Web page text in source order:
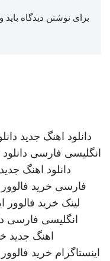
برای نوشتن دیدگاه باید
دانلود اهنگ جدید
انگلیسی فارسی
دانلود اهنگ جدید
فارسی خرید
لینک خرید فالوور
انگلیسی فارسی
اهنگ جدید
اینستاگرام خرید